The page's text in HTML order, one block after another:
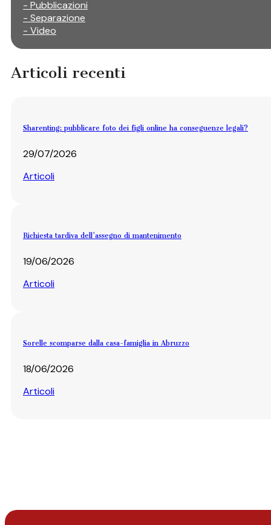
- Pubblicazioni
- Separazione
- Video
Articoli recenti
Sharenting: pubblicare foto dei figli online ha conseguenze legali?
29/07/2026
Articoli
Richiesta tardiva dell’assegno di mantenimento
19/06/2026
Articoli
Sorelle scomparse dalla casa-famiglia in Abruzzo
18/06/2026
Articoli